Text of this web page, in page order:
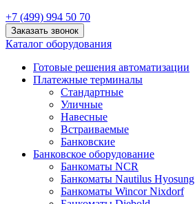
+7 (499) 994 50 70
Заказать звонок
Каталог оборудования
Готовые решения автоматизации
Платежные терминалы
Стандартные
Уличные
Навесные
Встраиваемые
Банковские
Банковское оборудование
Банкоматы NCR
Банкоматы Nautilus Hyosung
Банкоматы Wincor Nixdorf